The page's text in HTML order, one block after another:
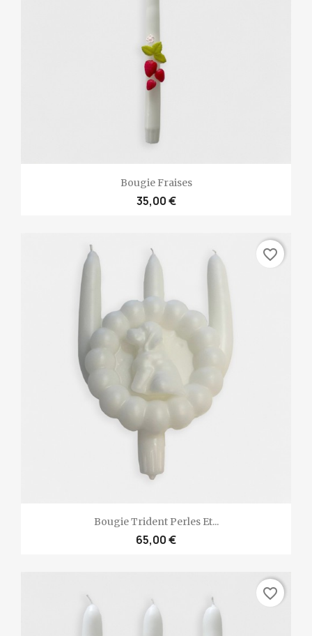
Bougie Fraises
35,00 €
Bougie Trident Perles Et...
65,00 €
favorite_border
favorite_border